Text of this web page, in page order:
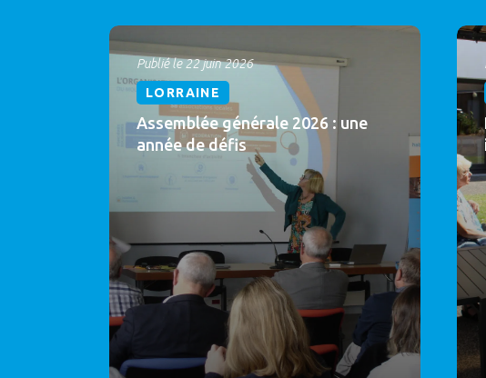
Publié le 22 juin 2026
LORRAINE
Assemblée générale 2026 : une
année de défis